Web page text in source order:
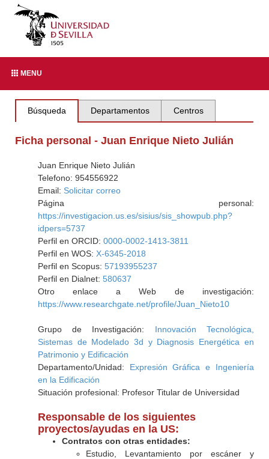
MENU
Búsqueda Departamentos Centros
Ficha personal - Juan Enrique Nieto Julián
Juan Enrique Nieto Julián
Telefono: 954556922
Email: Solicitar correo
Página personal:
https://investigacion.us.es/sisius/sis_showpub.php?
idpers=5737
Perfil en ORCID: 0000-0002-1413-3811
Perfil en WOS: X-6345-2018
Perfil en Scopus: 57193955237
Perfil en Dialnet: 580637
Otro enlace a Web de investigación:
https://www.researchgate.net/profile/Juan_Nieto10
Grupo de Investigación: Innovación Tecnológica,
Sistemas de Modelado 3d y Diagnosis Energética en
Patrimonio y Edificación
Departamento/Unidad: Expresión Gráfica e Ingeniería
en la Edificación
Situación profesional: Profesor Titular de Universidad
Responsable de los siguientes
proyectos/ayudas en la US:
Contratos con otras entidades:
Estudio, Levantamiento por escáner y